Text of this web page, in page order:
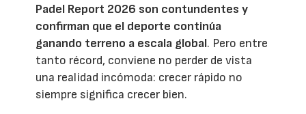
Padel Report 2026 son contundentes y
confirman que el deporte continúa
ganando terreno a escala global. Pero entre
tanto récord, conviene no perder de vista
una realidad incómoda: crecer rápido no
siempre significa crecer bien.